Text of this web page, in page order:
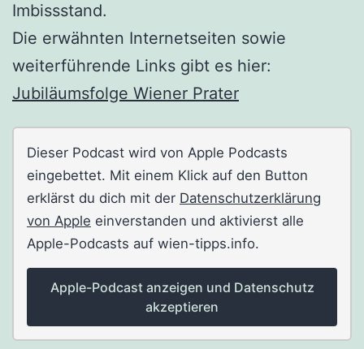
Imbissstand.
Die erwähnten Internetseiten sowie
weiterführende Links gibt es hier:
Jubiläumsfolge Wiener Prater
Dieser Podcast wird von Apple Podcasts
eingebettet. Mit einem Klick auf den Button
erklärst du dich mit der Datenschutzerklärung
von Apple einverstanden und aktivierst alle
Apple-Podcasts auf wien-tipps.info.
Apple-Podcast anzeigen und Datenschutz
akzeptieren